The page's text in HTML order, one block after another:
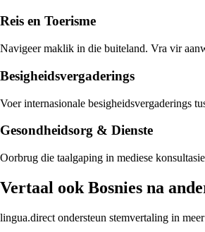
Reis en Toerisme
Navigeer maklik in die buiteland. Vra vir
Besigheidsvergaderings
Voer internasionale besigheidsvergaderings
Gesondheidsorg & Dienste
Oorbrug die taalgaping in mediese
Vertaal ook Bosnies na
lingua.direct ondersteun stemvertaling in